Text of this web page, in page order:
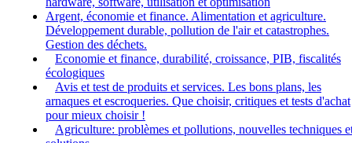
Argent, économie et finance. Alimentation et agriculture.
Développement durable, pollution de l'air et catastrophes.
Gestion des déchets.
Economie et finance, durabilité, croissance, PIB, fiscalités
écologiques
Avis et test de produits et services. Les bons plans, les
arnaques et escroqueries. Que choisir, critiques et tests d'achat
pour mieux choisir !
Agriculture: problèmes et pollutions, nouvelles techniques